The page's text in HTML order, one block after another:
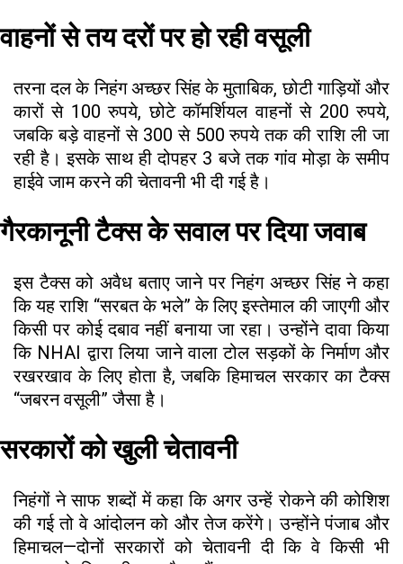
वाहनों से तय दरों पर हो रही वसूली
तरना दल के निहंग अच्छर सिंह के मुताबिक, छोटी गाड़ियों और
कारों से 100 रुपये, छोटे कॉमर्शियल वाहनों से 200 रुपये,
जबकि बड़े वाहनों से 300 से 500 रुपये तक की राशि ली जा
रही है। इसके साथ ही दोपहर 3 बजे तक गांव मोड़ा के समीप
हाईवे जाम करने की चेतावनी भी दी गई है।
गैरकानूनी टैक्स के सवाल पर दिया जवाब
इस टैक्स को अवैध बताए जाने पर निहंग अच्छर सिंह ने कहा
कि यह राशि “सरबत के भले” के लिए इस्तेमाल की जाएगी और
किसी पर कोई दबाव नहीं बनाया जा रहा। उन्होंने दावा किया
कि NHAI द्वारा लिया जाने वाला टोल सड़कों के निर्माण और
रखरखाव के लिए होता है, जबकि हिमाचल सरकार का टैक्स
“जबरन वसूली” जैसा है।
सरकारों को खुली चेतावनी
निहंगों ने साफ शब्दों में कहा कि अगर उन्हें रोकने की कोशिश
की गई तो वे आंदोलन को और तेज करेंगे। उन्होंने पंजाब और
हिमाचल—दोनों सरकारों को चेतावनी दी कि वे किसी भी